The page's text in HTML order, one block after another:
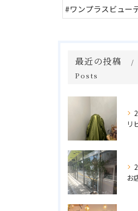
#ワンプラスビュー
最近の投稿
Posts